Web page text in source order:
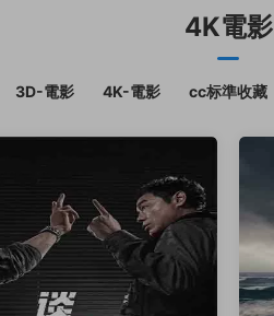
4K電影
3D-電影 4K-電影 cc标準收藏